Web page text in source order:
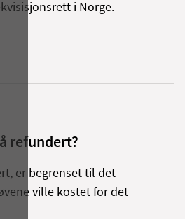
i Norge.
refundert?
er begrenset til det
ville kostet for det